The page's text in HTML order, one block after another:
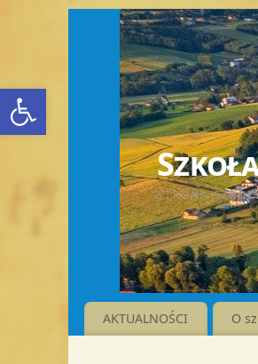
Otwórz pasek
STRONA
AKTUALNOŚCI O